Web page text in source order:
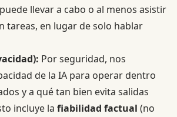
llevar a cabo o al menos asistir
tareas, en lugar de solo hablar
Por seguridad, nos
de la IA para operar dentro
y a qué tan bien evita salidas
incluye la fiabilidad factual (no